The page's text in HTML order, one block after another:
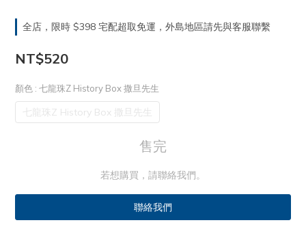
全店，限時 $398 宅配超取免運，外島地區請先與客服聯繫
NT$520
顏色 : 七龍珠Z History Box 撒旦先生
七龍珠Z History Box 撒旦先生
售完
若想購買，請聯絡我們。
聯絡我們